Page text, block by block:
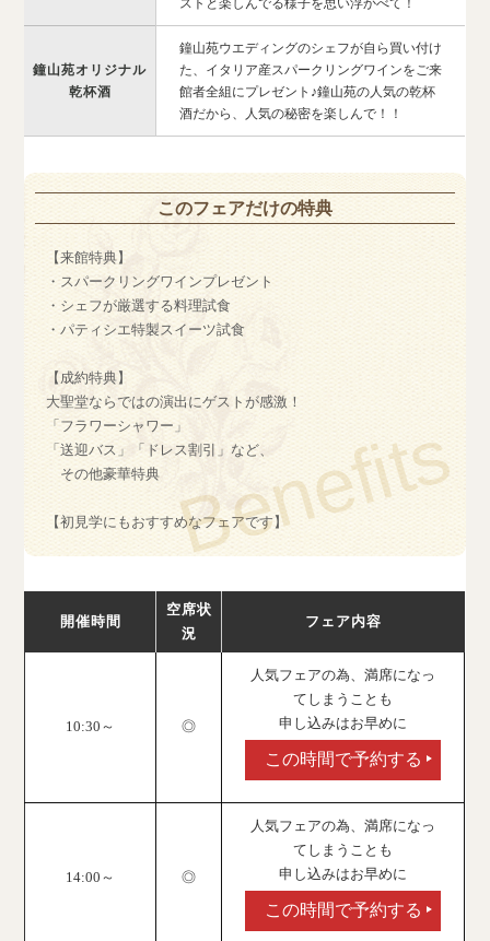
ストと楽しんでる様子を思い浮かべて！
鐘山苑オリジナル
乾杯酒
鐘山苑ウエディングのシェフが自ら買い付け
た、イタリア産スパークリングワインをご来
館者全組にプレゼント♪鐘山苑の人気の乾杯
酒だから、人気の秘密を楽しんで！！
このフェアだけの特典
【来館特典】
・スパークリングワインプレゼント
・シェフが厳選する料理試食
・パティシエ特製スイーツ試食
【成約特典】
大聖堂ならではの演出にゲストが感激！
「フラワーシャワー」
「送迎バス」「ドレス割引」など、
その他豪華特典
【初見学にもおすすめなフェアです】
開催時間
空席状
況
フェア内容
10:30～ ◎
人気フェアの為、満席になっ
てしまうことも
申し込みはお早めに
この時間で予約する
14:00～ ◎
人気フェアの為、満席になっ
てしまうことも
申し込みはお早めに
この時間で予約する